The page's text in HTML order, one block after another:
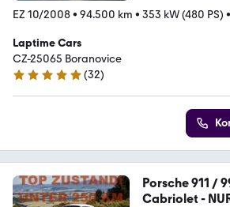
EZ 10/2008• 94.500 km • 353 kW (480 PS) •
Laptime Cars
CZ-25065 Boranovice
5 Sterne
(32)
Porsche 911 / 997 3.6
Cabriolet -